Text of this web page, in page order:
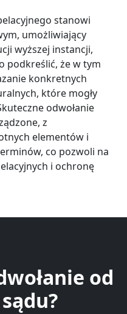
stanowi
umożliwiający
wyższej instancji,
podkreślić, że w tym
konkretnych
które mogły
odwołanie
z
elementów i
co pozwoli na
i ochronę
od